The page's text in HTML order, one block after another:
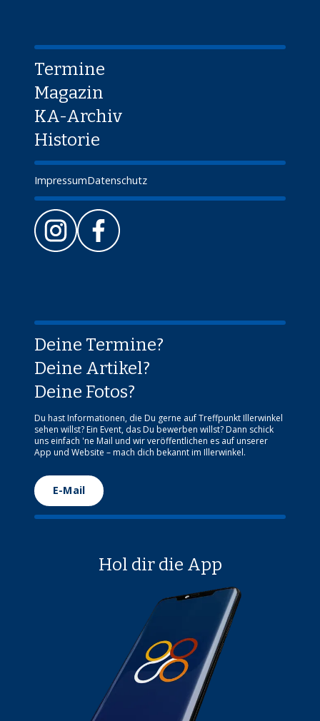
Termine
Magazin
KA-Archiv
Historie
ImpressumDatenschutz
Hol dir die App
Deine Termine?
Deine Artikel?
Deine Fotos?
Du hast Informationen, die Du gerne auf Treffpunkt Illerwinkel
sehen willst? Ein Event, das Du bewerben willst? Dann schick
uns einfach 'ne Mail und wir veröffentlichen es auf unserer
App und Website – mach dich bekannt im Illerwinkel.
E-Mail